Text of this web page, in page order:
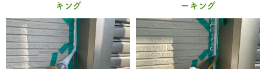
キング
ーキング